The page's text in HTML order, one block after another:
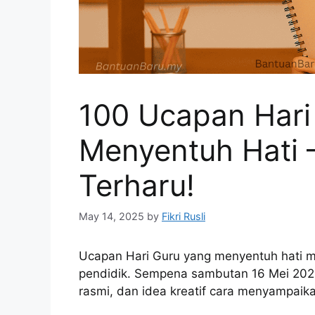
100 Ucapan
Menyentuh Hati
Terharu!
May 14, 2025 by Fikri Rusli
Ucapan Hari Guru yang menyentuh hati
pendidik. Sempena sambutan 16 Mei
rasmi, dan idea kreatif cara